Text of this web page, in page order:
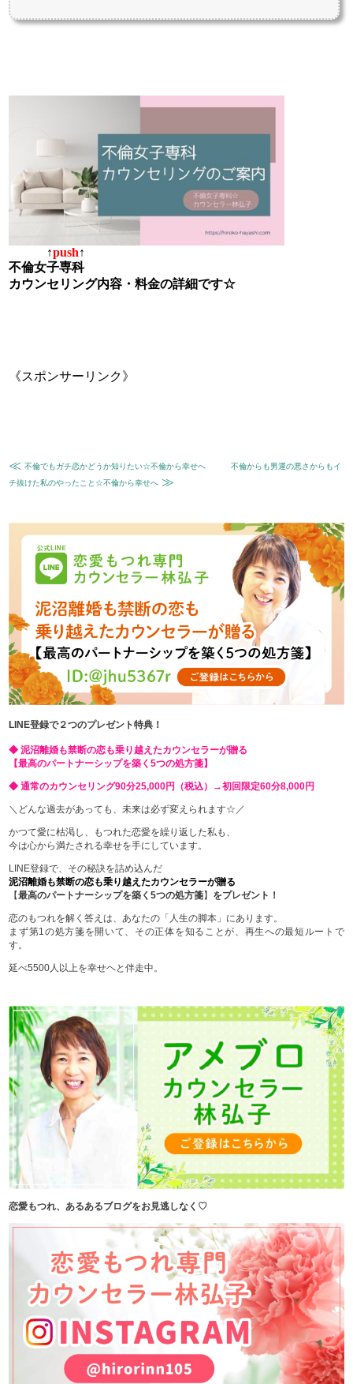
↑push↑
不倫女子専科
カウンセリング内容・料金の詳細です☆
《スポンサーリンク》
≪不倫でもガチ恋かどうか知りたい☆不倫から幸せへ
不倫からも男運の悪さからもイ
チ抜けた私のやったこと☆不倫から幸せへ ≫
LINE登録で２つのプレゼント特典！
◆ 泥沼離婚も禁断の恋も乗り越えたカウンセラーが贈る
【最高のパートナーシップを築く5つの処方箋】
◆ 通常のカウンセリング90分25,000円（税込）→初回限定60分8,000円
＼どんな過去があっても、未来は必ず変えられます☆／
かつて愛に枯渇し、もつれた恋愛を繰り返した私も、
今は心から満たされる幸せを手にしています。
LINE登録で、その秘訣を詰め込んだ
泥沼離婚も禁断の恋も乗り越えたカウンセラーが贈る
【最高のパートナーシップを築く5つの処方箋】 をプレゼント！
恋のもつれを解く答えは、あなたの「人生の脚本」にあります。
まず第1の処方箋を開いて、その正体を知ることが、再生への最短ルートで
す。
延べ5500人以上を幸せヘと伴走中。
恋愛もつれ、あるあるブログをお見逃しなく♡